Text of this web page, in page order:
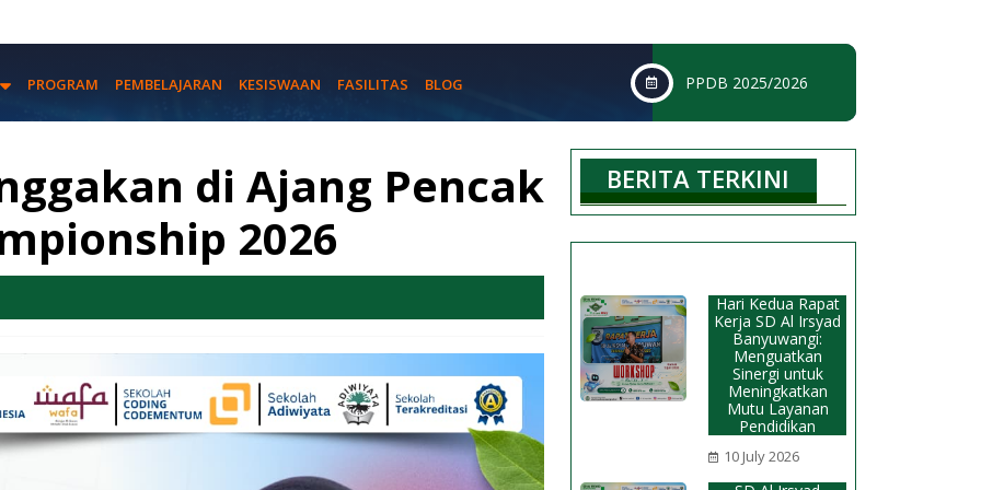
PROGRAM PEMBELAJARAN KESISWAAN FASILITAS BLOG PPDB 2025/2026
di Ajang Pencak
2026
BERITA TERKINI
Hari Kedua Rapat
Kerja SD Al Irsyad
Banyuwangi:
Menguatkan
Sinergi untuk
Meningkatkan
Mutu Layanan
Pendidikan
10 July 2026